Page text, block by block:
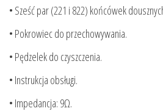
• Sześć par (221 i 822) końcówek
• Pokrowiec do przechowywania.
• Pędzelek do czyszczenia.
• Instrukcja obsługi.
• Impedancja: 9Ω.